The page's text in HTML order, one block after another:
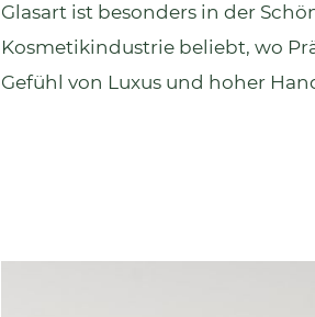
Glasart ist besonders in der
Kosmetikindustrie beliebt, wo
Gefühl von Luxus und hoher